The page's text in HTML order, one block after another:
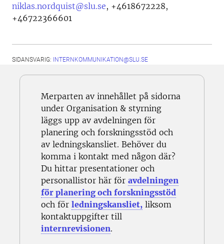
niklas.nordquist@slu.se, +4618672228,
+46722366601
SIDANSVARIG: INTERNKOMMUNIKATION@SLU.SE
Merparten av innehållet på sidorna
under Organisation & styrning
läggs upp av avdelningen för
planering och forskningsstöd och
av ledningskansliet. Behöver du
komma i kontakt med någon där?
Du hittar presentationer och
personallistor här för avdelningen
för planering och forskningsstöd
och för ledningskansliet, liksom
kontaktuppgifter till
internrevisionen.